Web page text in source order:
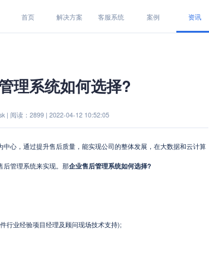
首页 解决方案 客服系统 案例 资讯
理系统如何选择?
| 阅读：2899 | 2022-04-12 10:52:05
中心，通过提升售后质量，能实现公司的整体发展，在大数据和云计算
后管理系统来实现。那企业售后管理系统如何选择?
业经验项目经理及顾问现场技术支持);